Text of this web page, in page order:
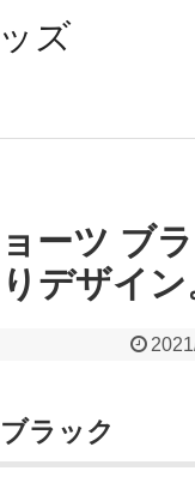
ズ
ョーツ
デザイン
ラック